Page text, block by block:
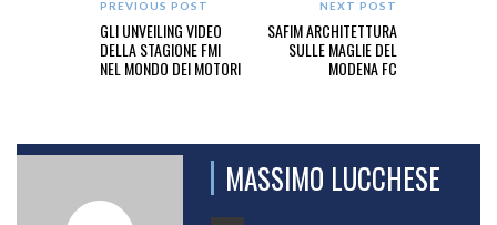
PREVIOUS POST
GLI UNVEILING VIDEO
DELLA STAGIONE FMI
NEL MONDO DEI MOTORI
NEXT POST
SAFIM ARCHITETTURA
SULLE MAGLIE DEL
MODENA FC
MASSIMO LUCCHESE